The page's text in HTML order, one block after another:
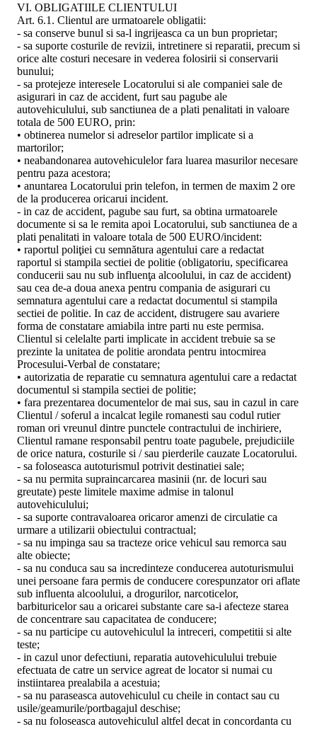
VI. OBLIGATIILE CLIENTULUI
Art. 6.1. Clientul are urmatoarele obligatii:
- sa conserve bunul si sa-l ingrijeasca ca un bun proprietar;
- sa suporte costurile de revizii, intretinere si reparatii, precum si
orice alte costuri necesare in vederea folosirii si conservarii
bunului;
- sa protejeze interesele Locatorului si ale companiei sale de
asigurari in caz de accident, furt sau pagube ale
autovehiculului, sub sanctiunea de a plati penalitati in valoare
totala de 500 EURO, prin:
• obtinerea numelor si adreselor partilor implicate si a
martorilor;
• neabandonarea autovehiculelor fara luarea masurilor necesare
pentru paza acestora;
• anuntarea Locatorului prin telefon, in termen de maxim 2 ore
de la producerea oricarui incident.
- in caz de accident, pagube sau furt, sa obtina urmatoarele
documente si sa le remita apoi Locatorului, sub sanctiunea de a
plati penalitati in valoare totala de 500 EURO/incident:
• raportul poliţiei cu semnătura agentului care a redactat
raportul si stampila sectiei de politie (obligatoriu, specificarea
conducerii sau nu sub influenţa alcoolului, in caz de accident)
sau cea de-a doua anexa pentru compania de asigurari cu
semnatura agentului care a redactat documentul si stampila
sectiei de politie. In caz de accident, distrugere sau avariere
forma de constatare amiabila intre parti nu este permisa.
Clientul si celelalte parti implicate in accident trebuie sa se
prezinte la unitatea de politie arondata pentru intocmirea
Procesului-Verbal de constatare;
• autorizatia de reparatie cu semnatura agentului care a redactat
documentul si stampila sectiei de politie;
• fara prezentarea documentelor de mai sus, sau in cazul in care
Clientul / soferul a incalcat legile romanesti sau codul rutier
roman ori vreunul dintre punctele contractului de inchiriere,
Clientul ramane responsabil pentru toate pagubele, prejudiciile
de orice natura, costurile si / sau pierderile cauzate Locatorului.
- sa foloseasca autoturismul potrivit destinatiei sale;
- sa nu permita supraincarcarea masinii (nr. de locuri sau
greutate) peste limitele maxime admise in talonul
autovehiculului;
- sa suporte contravaloarea oricaror amenzi de circulatie ca
urmare a utilizarii obiectului contractual;
- sa nu impinga sau sa tracteze orice vehicul sau remorca sau
alte obiecte;
- sa nu conduca sau sa incredinteze conducerea autoturismului
unei persoane fara permis de conducere corespunzator ori aflate
sub influenta alcoolului, a drogurilor, narcoticelor,
barbituricelor sau a oricarei substante care sa-i afecteze starea
de concentrare sau capacitatea de conducere;
- sa nu participe cu autovehiculul la intreceri, competitii si alte
teste;
- in cazul unor defectiuni, reparatia autovehiculului trebuie
efectuata de catre un service agreat de locator si numai cu
instiintarea prealabila a acestuia;
- sa nu paraseasca autovehiculul cu cheile in contact sau cu
usile/geamurile/portbagajul deschise;
- sa nu foloseasca autovehiculul altfel decat in concordanta cu